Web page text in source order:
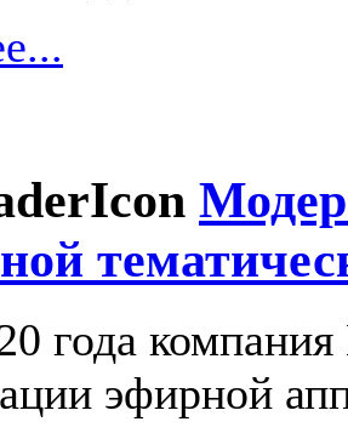
года компания
эфирной